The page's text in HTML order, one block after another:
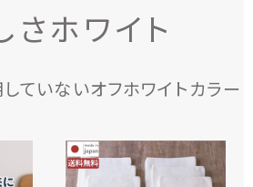
さホワイト
ていないオフホワイトカラー